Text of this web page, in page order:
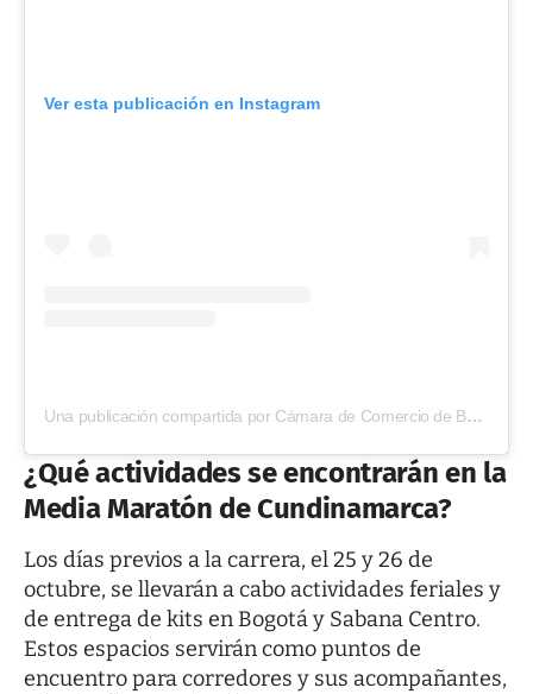
Ver esta publicación en Instagram
Una publicación compartida por Cámara de Comercio de Bogotá (@camaracomerbog)
¿Qué actividades se encontrarán en la
Media Maratón de Cundinamarca?
Los días previos a la carrera, el 25 y 26 de
octubre, se llevarán a cabo actividades feriales y
de entrega de kits en Bogotá y Sabana Centro.
Estos espacios servirán como puntos de
encuentro para corredores y sus acompañantes,